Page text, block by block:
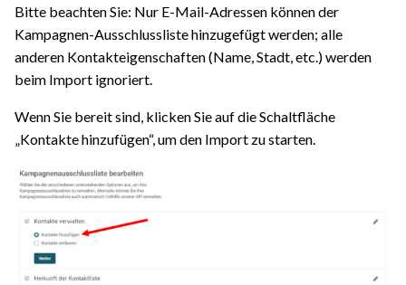
Bitte beachten Sie: Nur E-Mail-Adressen können der
Kampagnen-Ausschlussliste hinzugefügt werden; alle
anderen Kontakteigenschaften (Name, Stadt, etc.) werden
beim Import ignoriert.
Wenn Sie bereit sind, klicken Sie auf die Schaltfläche
„Kontakte hinzufügen“, um den Import zu starten.